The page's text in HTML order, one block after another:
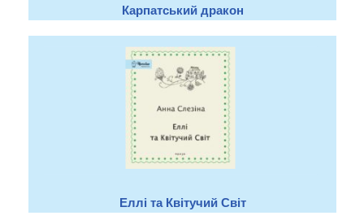
Карпатський дракон
Еллі та Квітучий Світ